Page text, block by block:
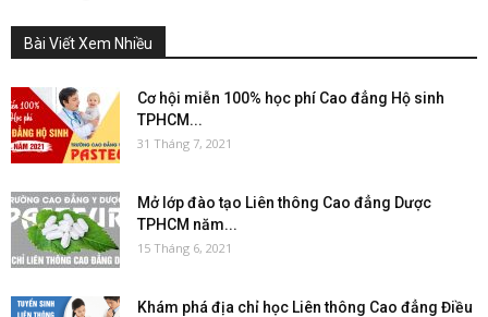
Bài Viết Xem Nhiều
Cơ hội miễn 100% học phí Cao đẳng Hộ sinh
TPHCM...
31 Tháng 7, 2021
Mở lớp đào tạo Liên thông Cao đẳng Dược
TPHCM năm...
15 Tháng 6, 2021
Khám phá địa chỉ học Liên thông Cao đẳng Điều